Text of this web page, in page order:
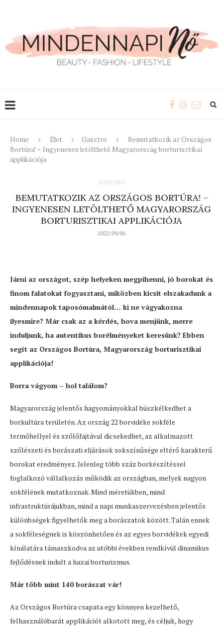
Home Élet Gasztro
Bemutatkozik az Országos
Bortúra! – Ingyenesen letölthető Magyarország borturisztikai
applikációja
GASZTRO
BEMUTATKOZIK AZ ORSZÁGOS BORTÚRA! –
INGYENESEN LETÖLTHETŐ MAGYARORSZÁG
BORTURISZTIKAI APPLIKÁCIÓJA
2022/09/06
Járni az országot, szép helyeken megpihenni, jó borokat és
finom falatokat fogyasztani, miközben kicsit elszakadunk a
mindennapok taposómalmától… ki ne vágyakozna
ilyesmire? Már csak az a kérdés, hova menjünk, merre
induljunk, ha autentikus borélményeket keresünk? Ebben
segít az Országos Bortúra, Magyarország borturisztikai
applikációja!
Borra vágyom – hol találom?
Magyarország jelentős hagyományokkal büszkélkedhet a
borkultúra területén. Az ország 22 borvidéke sokféle
termőhellyel és szőlőfajtával dicsekedhet, az alkalmazott
szőlészeti és borászati eljárások sokszínűsége eltérő karakterű
borokat eredményez. Jelenleg több száz borkészítéssel
foglalkozó vállalkozás működik az országban, melyek nagyon
sokfélének mutatkoznak. Mind méretükben, mind
infrastruktúrájukban, mind a napi munkaszervezésben jelentős
különbségek figyelhetők meg a borászatok között. Talán ennek
a sokféleségnek is köszönhetően és az egyes borvidékek egyedi
kínálatára támaszkodva az utóbbi években rendkívül dinamikus
fejlődésnek indult a hazai borturizmus.
Már több mint 140 borászat vár!
Az Országos Bortúra csapata egy könnyen kezelhető,
felhasználóbarát applikációt alkotott meg, és céljuk, hogy